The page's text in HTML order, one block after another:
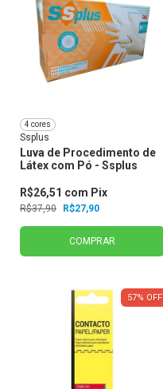
4 cores
Ssplus
Luva de Procedimento de
Látex com Pó - Ssplus
R$37,90 R$27,90
R$26,51 com Pix
COMPRAR
57% OFF